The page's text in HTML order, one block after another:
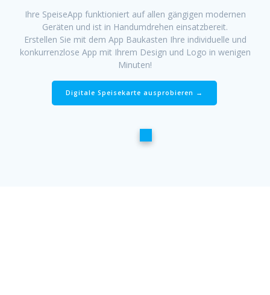
Ihre SpeiseApp funktioniert auf allen gängigen modernen
Geräten und ist in Handumdrehen einsatzbereit.
Erstellen Sie mit dem App Baukasten Ihre individuelle und
konkurrenzlose App mit Ihrem Design und Logo in wenigen
Minuten!
Digitale Speisekarte ausprobieren →